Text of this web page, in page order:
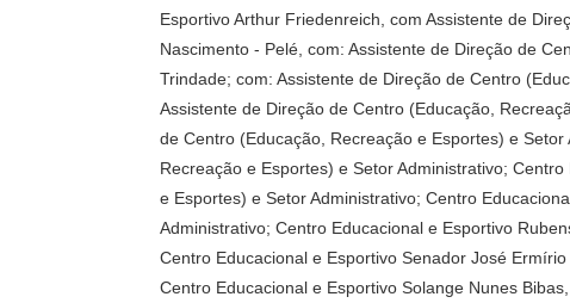
Esportivo Arthur Friedenreich, com Assistente de
Nascimento - Pelé, com: Assistente de Direção de
Trindade; com: Assistente de Direção de Centro
Assistente de Direção de Centro (Educação,
de Centro (Educação, Recreação e Esportes) e
Recreação e Esportes) e Setor Administrativo;
e Esportes) e Setor Administrativo; Centro
Administrativo; Centro Educacional e Esportivo
Centro Educacional e Esportivo Senador José
Centro Educacional e Esportivo Solange Nunes